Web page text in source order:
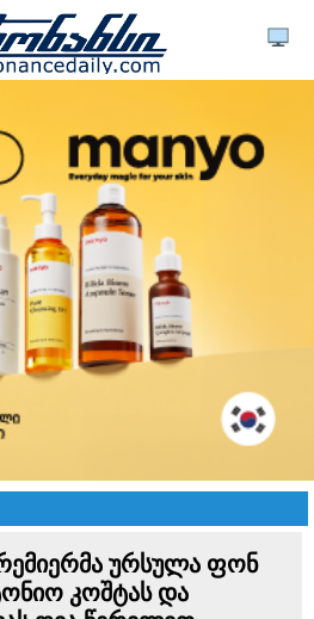
ურსულა ფონ
კოშტას და